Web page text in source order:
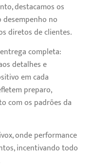
destacamos os
no
diretos de clientes.
completa:
detalhes e
em cada
preparo,
com os padrões da
onde performance
incentivando todo